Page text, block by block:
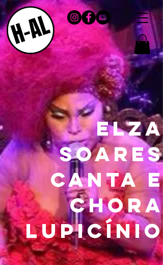
Elza
Soares
canta e
chora
Lupicínio